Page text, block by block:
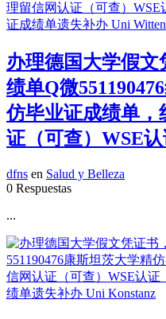
办理德国大学假
绩单Q微
仿毕业证成绩单，
证（可查）WSE
dfns en Salud y Belleza
0 Respuestas
...